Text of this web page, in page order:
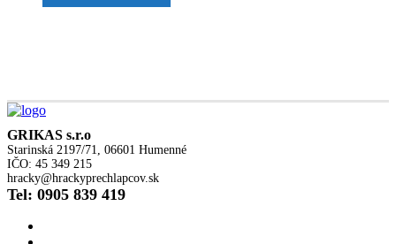
GRIKAS s.r.o
Starinská 2197/71, 06601 Humenné
IČO: 45 349 215
hracky@hrackyprechlapcov.sk
Tel: 0905 839 419